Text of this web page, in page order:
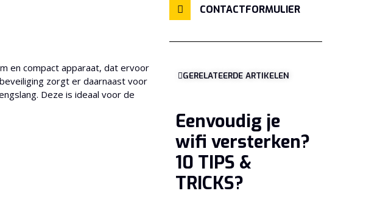
en compact apparaat, dat ervoor
zorgt er daarnaast voor
Deze is ideaal voor de
CONTACTFORMULIER
GERELATEERDE ARTIKELEN
Eenvoudig je
wifi versterken?
10 TIPS &
TRICKS?